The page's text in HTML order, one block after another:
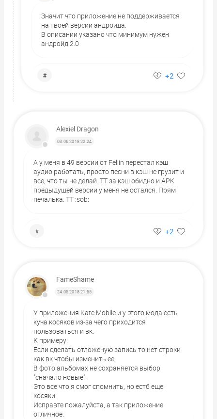
Значит что приложение не поддерживается
на твоей версии андроида.
В описании указано что минимум нужен
андройд 2.0
# +2
Alexiel Dragon
03.06.2018 22:24
А у меня в 49 версии от Fellin перестал кэш
аудио работать, просто песни в кэш не грузит и
все, что ты не делай. ТТ за кэш обидно и APK
предыдущей версии у меня не остался. Прям
печалька. ТТ :sob:
# +2
FameShame
24.05.2018 21:55
У приложения Kate Mobile и у этого мода есть
куча косяков из-за чего приходится
пользоваться и вк.
К примеру:
Если сделать отложеную запись то нет строки
как вк чтобы изменить ее;
В фото альбомах не сохраняется выбор
"сначало новые".
Это все что я смог спомнить, но естб еще
косяки.
Исправте пожалуйста, а так приложение
отличное.